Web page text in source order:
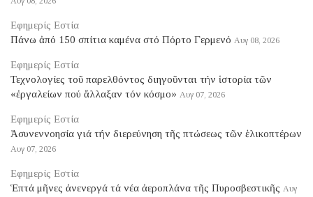
Εφημερίς Εστία
Πάνω ἀπό 150 σπίτια καμένα στό Πόρτο Γερμενό Αυγ 08, 2026
Εφημερίς Εστία
Τεχνολογίες τοῦ παρελθόντος διηγοῦνται τήν ἱστορία τῶν
«ἐργαλείων πού ἄλλαξαν τόν κόσμο» Αυγ 07, 2026
Εφημερίς Εστία
Ἀσυνεννοησία γιά τήν διερεύνηση τῆς πτώσεως τῶν ἑλικοπτέρων
Αυγ 07, 2026
Εφημερίς Εστία
Ἑπτά μῆνες ἀνενεργά τά νέα ἀεροπλάνα τῆς Πυροσβεστικῆς Αυγ